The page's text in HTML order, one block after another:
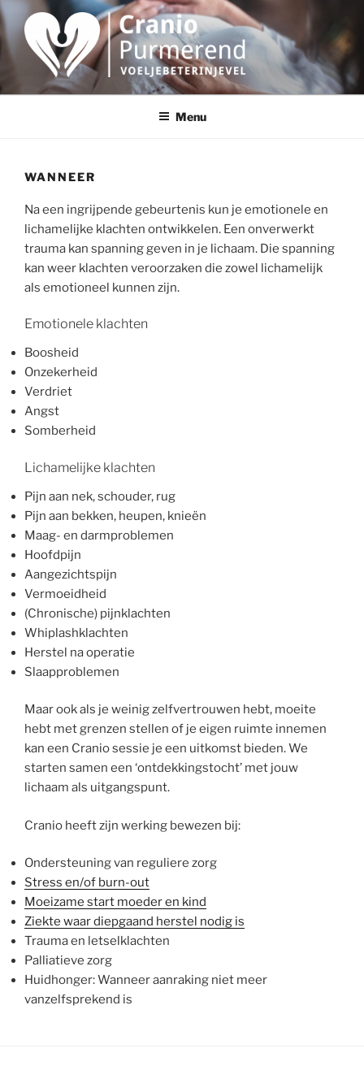
Ga
naar
de
CRANIO PURMEREND
Craniosacraaltherapie
Menu
WANNEER
Na een ingrijpende gebeurtenis kun je emotionele en
lichamelijke klachten ontwikkelen. Een onverwerkt
trauma kan spanning geven in je lichaam. Die spanning
kan weer klachten veroorzaken die zowel lichamelijk
als emotioneel kunnen zijn.
Emotionele klachten
Boosheid
Onzekerheid
Verdriet
Angst
Somberheid
Lichamelijke klachten
Pijn aan nek, schouder, rug
Pijn aan bekken, heupen, knieën
Maag- en darmproblemen
Hoofdpijn
Aangezichtspijn
Vermoeidheid
(Chronische) pijnklachten
Whiplashklachten
Herstel na operatie
Slaapproblemen
Maar ook als je weinig zelfvertrouwen hebt, moeite
hebt met grenzen stellen of je eigen ruimte innemen
kan een Cranio sessie je een uitkomst bieden. We
starten samen een ‘ontdekkingstocht’ met jouw
lichaam als uitgangspunt.
Cranio heeft zijn werking bewezen bij:
Ondersteuning van reguliere zorg
Stress en/of burn-out
Moeizame start moeder en kind
Ziekte waar diepgaand herstel nodig is
Trauma en letselklachten
Palliatieve zorg
Huidhonger: Wanneer aanraking niet meer
vanzelfsprekend is